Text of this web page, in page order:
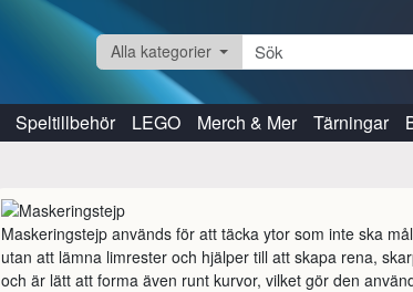
Alla kategorier
Speltillbehör LEGO Merch & Mer Tärningar
Maskeringstejp används för att täcka ytor som inte ska
utan att lämna limrester och hjälper till att skapa rena,
och är lätt att forma även runt kurvor, vilket gör den